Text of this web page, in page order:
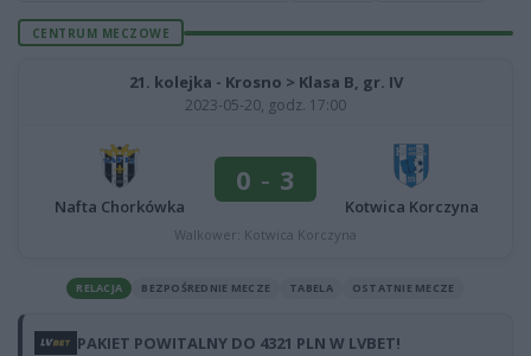
CENTRUM MECZOWE
21. kolejka - Krosno > Klasa B, gr. IV
2023-05-20, godz. 17:00
Nafta Chorkówka
0 - 3
Kotwica Korczyna
Walkower: Kotwica Korczyna
RELACJA BEZPOŚREDNIE MECZE TABELA OSTATNIE MECZE
PAKIET POWITALNY DO 4321 PLN W LVBET!